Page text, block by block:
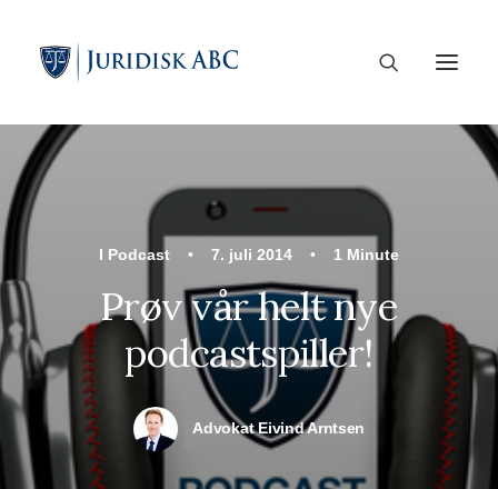
I Podcast • 7. juli 2014 • 1 Minute
Prøv vår helt nye
podcastspiller!
Advokat Eivind Arntsen